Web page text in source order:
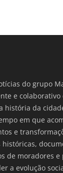
do grupo
e
história da
em que
e
de moradores e
a evolução